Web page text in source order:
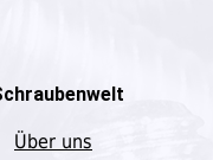
Über uns